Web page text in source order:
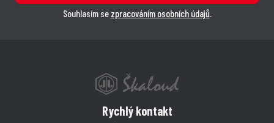
Souhlasím se zpracováním osobních údajů.
Rychlý kontakt